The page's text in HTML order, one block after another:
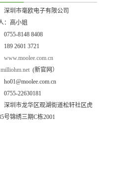
深圳市毫欧电子有限公司
：高小姐
0755-8148 8408
189 2601 3721
www.moolee.com.cn
(新官网）
ho01@moolee.com.cn
0755-22630181
深圳市龙华区观湖街道松轩社区虎
号锦绣三期C栋2001